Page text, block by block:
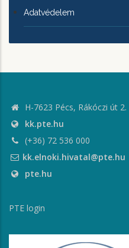
Adatvédelem
H-7623 Pécs, Rákóczi út 2.
kk.pte.hu
(+36) 72 536 000
kk.elnoki.hivatal@pte.hu
pte.hu
PTE login